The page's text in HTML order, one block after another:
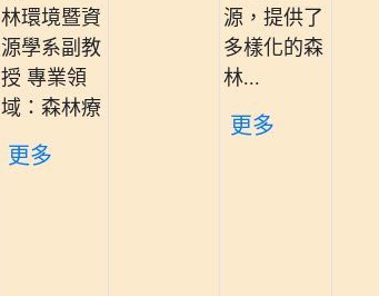
林環境暨資
源學系副教
授 專業領
域：森林療
更多
源，提供了
多樣化的森
林...
更多